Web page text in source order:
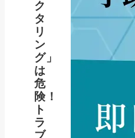
ク
タ
リ
ン
グ」
は
危
険！
ト
ラ